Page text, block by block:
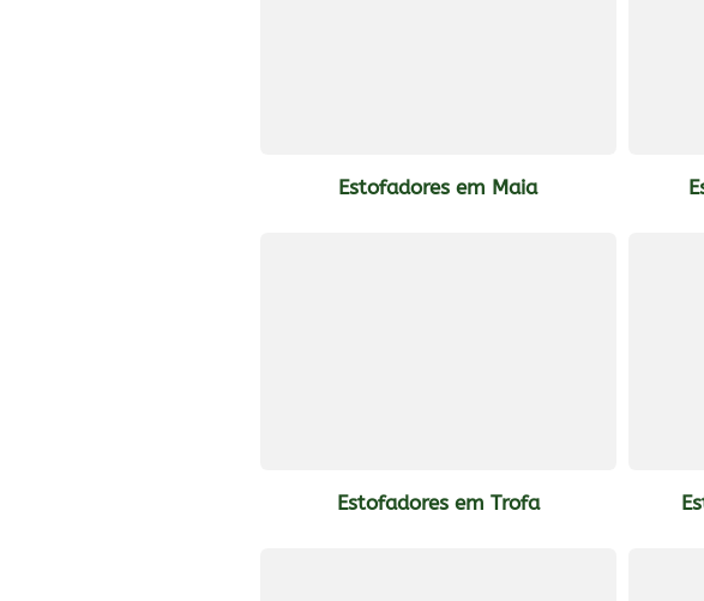
Estofadores em Maia
Estofadores em Trofa